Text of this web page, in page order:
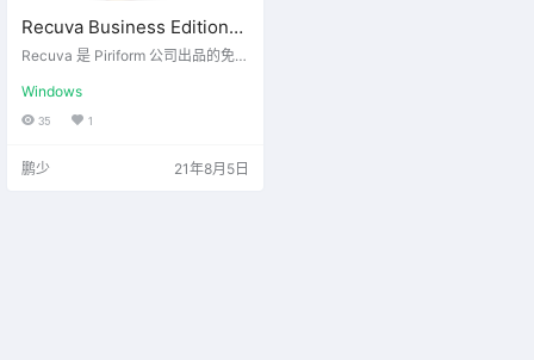
Recuva Business Edition
v1.53.1087数据恢复软件绿
Recuva 是 Piriform 公司出品的免费
闪盘、存储卡(如SD 卡，MMC卡等
等)上的数据。Recuva继承Piriform
2，NTFS 文件系统。 通过 Recuva
Windows
35 1
鹏少 21年8月5日